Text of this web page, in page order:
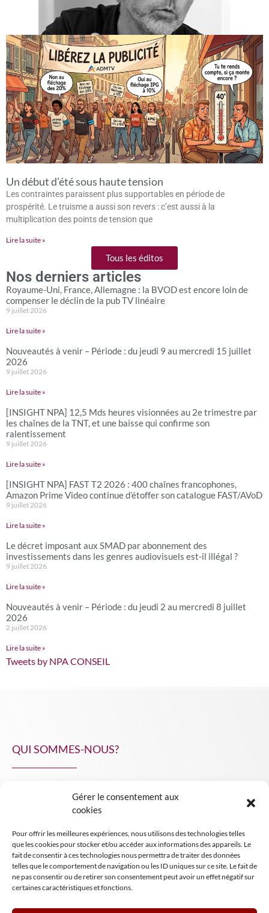
Gérer le consentement aux
cookies
Pour offrir les meilleures expériences, nous utilisons des technologies telles
que les cookies pour stocker et/ou accéder aux informations des appareils. Le
fait de consentir à ces technologies nous permettra de traiter des données
telles que le comportement de navigation ou les ID uniques sur ce site. Le fait de
ne pas consentir ou de retirer son consentement peut avoir un effet négatif sur
certaines caractéristiques et fonctions.
Un début d’été sous haute tension
Les contraintes paraissent plus supportables en période de
prospérité. Le truisme a aussi son revers : c’est aussi à la
multiplication des points de tension que
Lire la suite »
Tous les éditos
Nos derniers articles
Royaume-Uni, France, Allemagne : la BVOD est encore loin de
compenser le déclin de la pub TV linéaire
9 juillet 2026
Lire la suite »
Nouveautés à venir – Période : du jeudi 9 au mercredi 15 juillet
2026
9 juillet 2026
Lire la suite »
[INSIGHT NPA] 12,5 Mds heures visionnées au 2e trimestre par
les chaînes de la TNT, et une baisse qui confirme son
ralentissement
9 juillet 2026
Lire la suite »
[INSIGHT NPA] FAST T2 2026 : 400 chaînes francophones,
Amazon Prime Video continue d’étoffer son catalogue FAST/AVoD
9 juillet 2026
Lire la suite »
Le décret imposant aux SMAD par abonnement des
investissements dans les genres audiovisuels est-il illégal ?
9 juillet 2026
Lire la suite »
Nouveautés à venir – Période : du jeudi 2 au mercredi 8 juillet
2026
2 juillet 2026
Lire la suite »
Tweets by NPA CONSEIL
QUI SOMMES-NOUS?
INSIGHT NPA